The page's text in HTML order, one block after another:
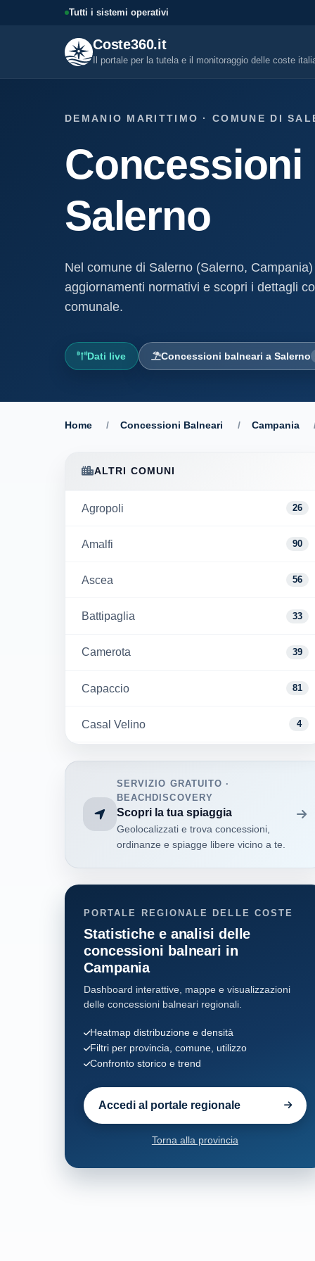
Tutti i sistemi operativi
Coste360.it
Il portale per la tutela e il monitoraggio delle coste
Visure, fascicoli, verifica
altro.
Un documento sintetico della
demaniale marittima
demaniale marittima
Storico completo ed evolutivo
DEMANIO MARITTIMO · COMUNE DI
Concessioni
Salerno
Nel comune di Salerno (Salerno,
aggiornamenti normativi e scopri i dettagli
comunale.
Dati live Concessioni balneari a Salerno
Home / Concessioni Balneari / Campania
ALTRI COMUNI
Agropoli 26
Amalfi 90
Ascea 56
Battipaglia 33
Camerota 39
Capaccio 81
Casal Velino 4
Castellabate 81
Centola
Conca dei Marini
Maiori
Minori
Montecorice
Pisciotta
Pontecagnano Faiano 20
SERVIZIO GRATUITO ·
BEACHDISCOVERY
Scopri la tua spiaggia
Geolocalizzati e trova concessioni,
ordinanze e spiagge libere vicino a te.
PORTALE REGIONALE DELLE COSTE
Statistiche e analisi delle
concessioni balneari in
Campania
Dashboard interattive, mappe e visualizzazioni
delle concessioni balneari regionali.
Heatmap distribuzione e densità
Filtri per provincia, comune, utilizzo
Confronto storico e trend
Accedi al portale regionale
Torna alla provincia